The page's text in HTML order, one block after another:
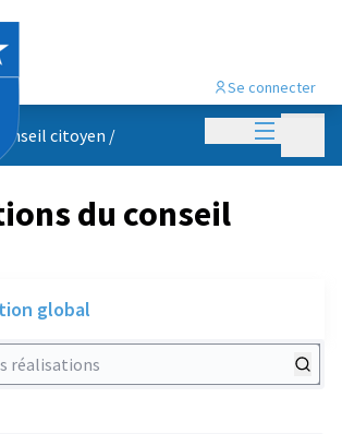
Menu
Se connecter
citoyen /
du conseil
global